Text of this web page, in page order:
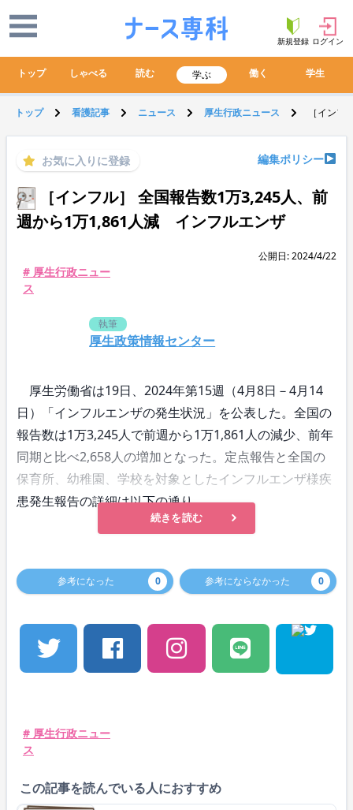
新規登録 ログイン
トップ しゃべる 読む 学ぶ 働く 学生
トップ 看護記事 ニュース 厚生行政ニュース ［イン
お気に入りに登録 編集ポリシー
［インフル］ 全国報告数1万3,245人、前
週から1万1,861人減 インフルエンザ
公開日: 2024/4/22
# 厚生行政ニュー
ス
執筆
厚生政策情報センター
厚生労働省は19日、2024年第15週（4月8日－4月14
日）「インフルエンザの発生状況」を公表した。全国の
報告数は1万3,245人で前週から1万1,861人の減少、前年
同期と比べ2,658人の増加となった。定点報告と全国の
保育所、幼稚園、学校を対象としたインフルエンザ様疾
患発生報告の詳細は以下の通り。
続きを読む
参考になった 0 参考にならなかった 0
# 厚生行政ニュー
ス
この記事を読んでいる人におすすめ